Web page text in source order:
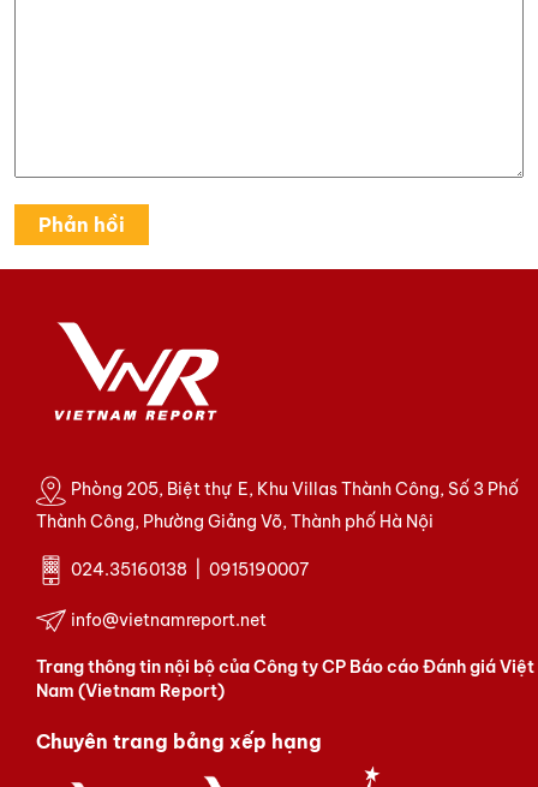
Phòng 205, Biệt thự E, Khu Villas Thành Công, Số 3 Phố
Thành Công, Phường Giảng Võ, Thành phố Hà Nội
024.35160138 | 0915190007
info@vietnamreport.net
Trang thông tin nội bộ của Công ty CP Báo cáo Đánh giá Việt
Nam (Vietnam Report)
Chuyên trang bảng xếp hạng